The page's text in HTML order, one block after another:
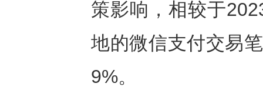
策影响，相较于
地的微信支付交易
9%。